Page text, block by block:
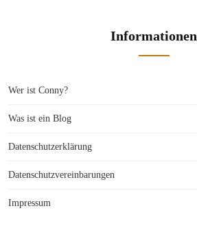
Informationen
Wer ist Conny?
Was ist ein Blog
Datenschutzerklärung
Datenschutzvereinbarungen
Impressum